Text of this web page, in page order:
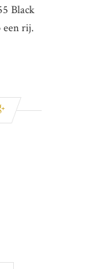
Black
rij.